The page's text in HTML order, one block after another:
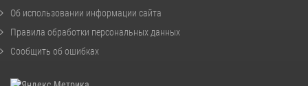
Об использовании информации сайта
Правила обработки персональных данных
Сообщить об ошибках